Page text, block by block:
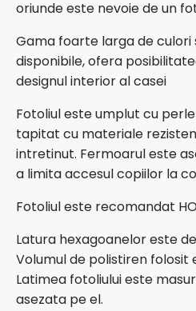
oriunde este nevoie de un
Gama foarte larga de culori
disponibile, ofera
designul interior al casei
Fotoliul este umplut cu
tapitat cu materiale
intretinut. Fermoarul este
a limita accesul copiilor la
Fotoliul este recomandat
Latura hexagoanelor este
Volumul de polistiren folosit
Latimea fotoliului este
asezata pe el.